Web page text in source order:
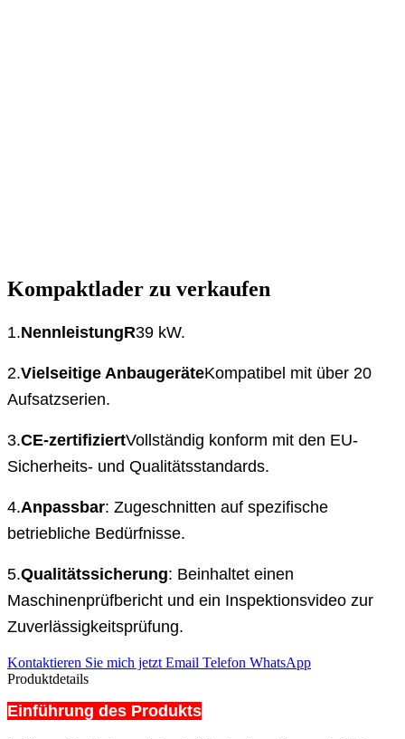
Kompaktlader zu verkaufen
1.NennleistungR39 kW.
2.Vielseitige AnbaugeräteKompatibel mit über 20
Aufsatzserien.
3.CE-zertifiziertVollständig konform mit den EU-
Sicherheits- und Qualitätsstandards.
4.Anpassbar: Zugeschnitten auf spezifische
betriebliche Bedürfnisse.
5.Qualitätssicherung: Beinhaltet einen
Maschinenprüfbericht und ein Inspektionsvideo zur
Zuverlässigkeitsprüfung.
Kontaktieren Sie mich jetzt Email Telefon WhatsApp
Produktdetails
Einführung des Produkts